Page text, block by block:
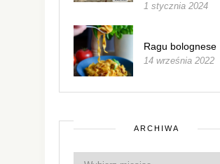
1 stycznia 2024
Ragu bolognese
14 września 2022
ARCHIWA